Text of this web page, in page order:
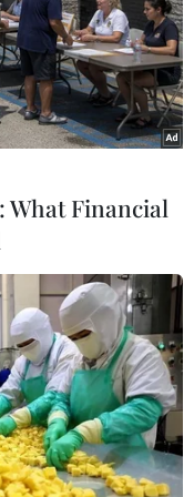
số 75-KL/TW: Cà
động thích ứng
đổi khí hậu
02:53
Nhổn-Ga Hà Nội đã
hơn 14 triệu lượt
sau 2 năm khai thác
02:13
What Financial